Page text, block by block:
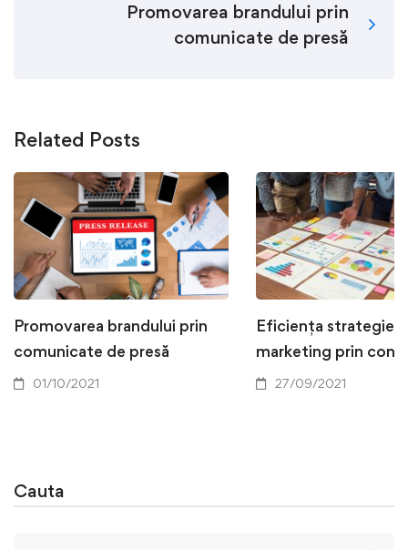
Promovarea brandului prin
comunicate de presă
Related Posts
Promovarea brandului prin
comunicate de presă
01/10/2021
Eficiența strategiei
marketing prin
27/09/2021
Cauta